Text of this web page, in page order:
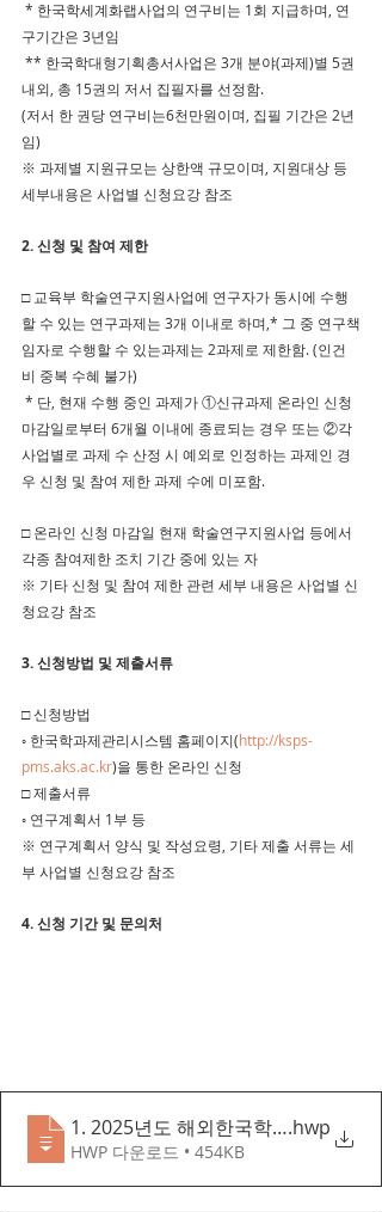
* 한국학세계화랩사업의 연구비는 1회 지급하며, 연
구기간은 3년임
** 한국학대형기획총서사업은 3개 분야(과제)별 5권
내외, 총 15권의 저서 집필자를 선정함.
(저서 한 권당 연구비는6천만원이며, 집필 기간은 2년
임)
※ 과제별 지원규모는 상한액 규모이며, 지원대상 등
세부내용은 사업별 신청요강 참조
2. 신청 및 참여 제한
□ 교육부 학술연구지원사업에 연구자가 동시에 수행
할 수 있는 연구과제는 3개 이내로 하며,* 그 중 연구책
임자로 수행할 수 있는과제는 2과제로 제한함. (인건
비 중복 수혜 불가)
* 단, 현재 수행 중인 과제가 ①신규과제 온라인 신청
마감일로부터 6개월 이내에 종료되는 경우 또는 ②각
사업별로 과제 수 산정 시 예외로 인정하는 과제인 경
우 신청 및 참여 제한 과제 수에 미포함.
□ 온라인 신청 마감일 현재 학술연구지원사업 등에서
각종 참여제한 조치 기간 중에 있는 자
※ 기타 신청 및 참여 제한 관련 세부 내용은 사업별 신
청요강 참조
3. 신청방법 및 제출서류
□ 신청방법
◦ 한국학과제관리시스템 홈페이지(http://ksps-
pms.aks.ac.kr)을 통한 온라인 신청
□ 제출서류
◦ 연구계획서 1부 등
※ 연구계획서 양식 및 작성요령, 기타 제출 서류는 세
부 사업별 신청요강 참조
4. 신청 기간 및 문의처
1. 2025년도 해외한국학씨앗형사업
.hwp
HWP 다운로드 • 454KB